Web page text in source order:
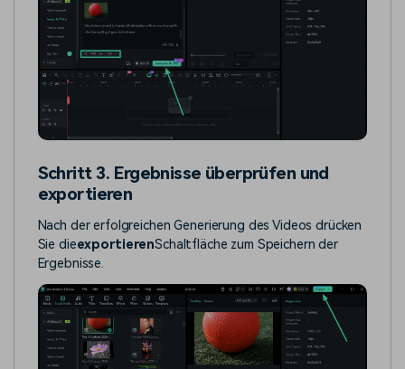
Schritt 3. Ergebnisse überprüfen und
exportieren
Nach der erfolgreichen Generierung des Videos drücken
Sie dieexportierenSchaltfläche zum Speichern der
Ergebnisse.